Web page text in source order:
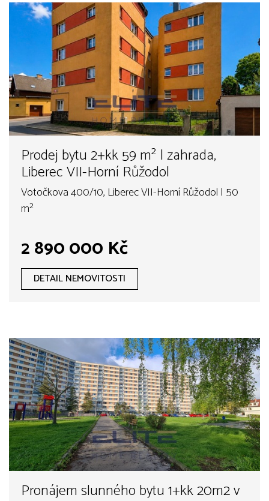
Prodej bytu 2+kk 59 m² | zahrada,
Liberec VII-Horní Růžodol
Votočkova 400/10, Liberec VII-Horní Růžodol | 50
m²
2 890 000 Kč
DETAIL NEMOVITOSTI
Pronájem slunného bytu 1+kk 20m2 v